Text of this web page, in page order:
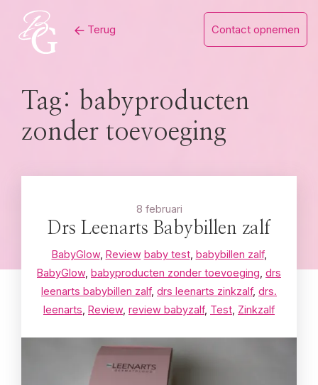
content
Terug Contact opnemen
Tag: babyproducten
zonder toevoeging
8 februari
Drs Leenarts Babybillen zalf
BabyGlow, Review baby test, babybillen zalf,
BabyGlow, babyproducten zonder toevoeging drs
leenarts babybillen zalf, drs leenarts zinkzalf, drs.
leenarts Review, review babyzalf, Test Zinkzalf